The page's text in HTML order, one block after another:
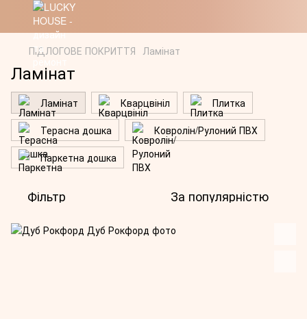
ПІДЛОГОВЕ ПОКРИТТЯ Ламінат
Ламінат
Ламінат Кварцвініл
Плитка
Терасна дошка
Ковролін/Рулоний ПВХ
Паркетна дошка
Фільтр За популярністю